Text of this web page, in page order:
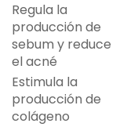
Regula la
producción de
sebum y reduce
el acné
Estimula la
producción de
colágeno